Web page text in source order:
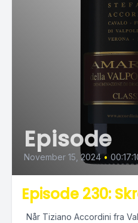
Episode
November 15, 2024 •
Episode 230:
Når Tiziano Accordini fra